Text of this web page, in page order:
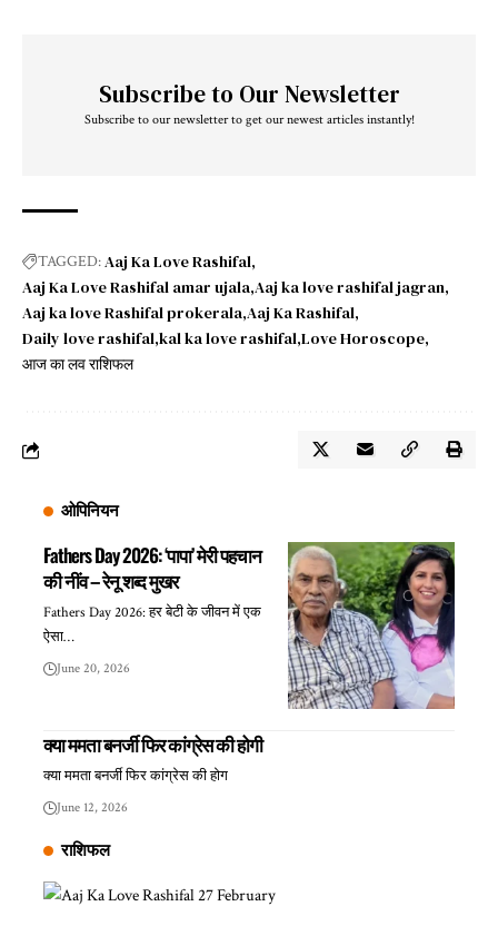
Subscribe to Our Newsletter
Subscribe to our newsletter to get our newest articles instantly!
TAGGED:Aaj Ka Love Rashifal
Aaj Ka Love Rashifal amar ujala Aaj ka love rashifal jagran
Aaj ka love Rashifal prokerala Aaj Ka Rashifal
Daily love rashifal kal ka love rashifal Love Horoscope
आज का लव राशिफल
ओपिनियन
Fathers Day 2026: ‘पापा’ मेरी पहचान
की नींव – रेनू शब्द मुखर
Fathers Day 2026: हर बेटी के जीवन में एक
ऐसा…
June 20, 2026
क्या ममता बनर्जी फिर कांग्रेस की होगी
क्या ममता बनर्जी फिर कांग्रेस की होग
June 12, 2026
राशिफल